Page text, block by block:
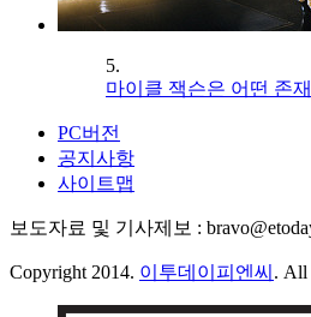
5.
마이클 잭슨은 어떤 존
PC버전
공지사항
사이트맵
보도자료 및 기사제보 :
Copyright 2014. 이투데이피엔씨 . All